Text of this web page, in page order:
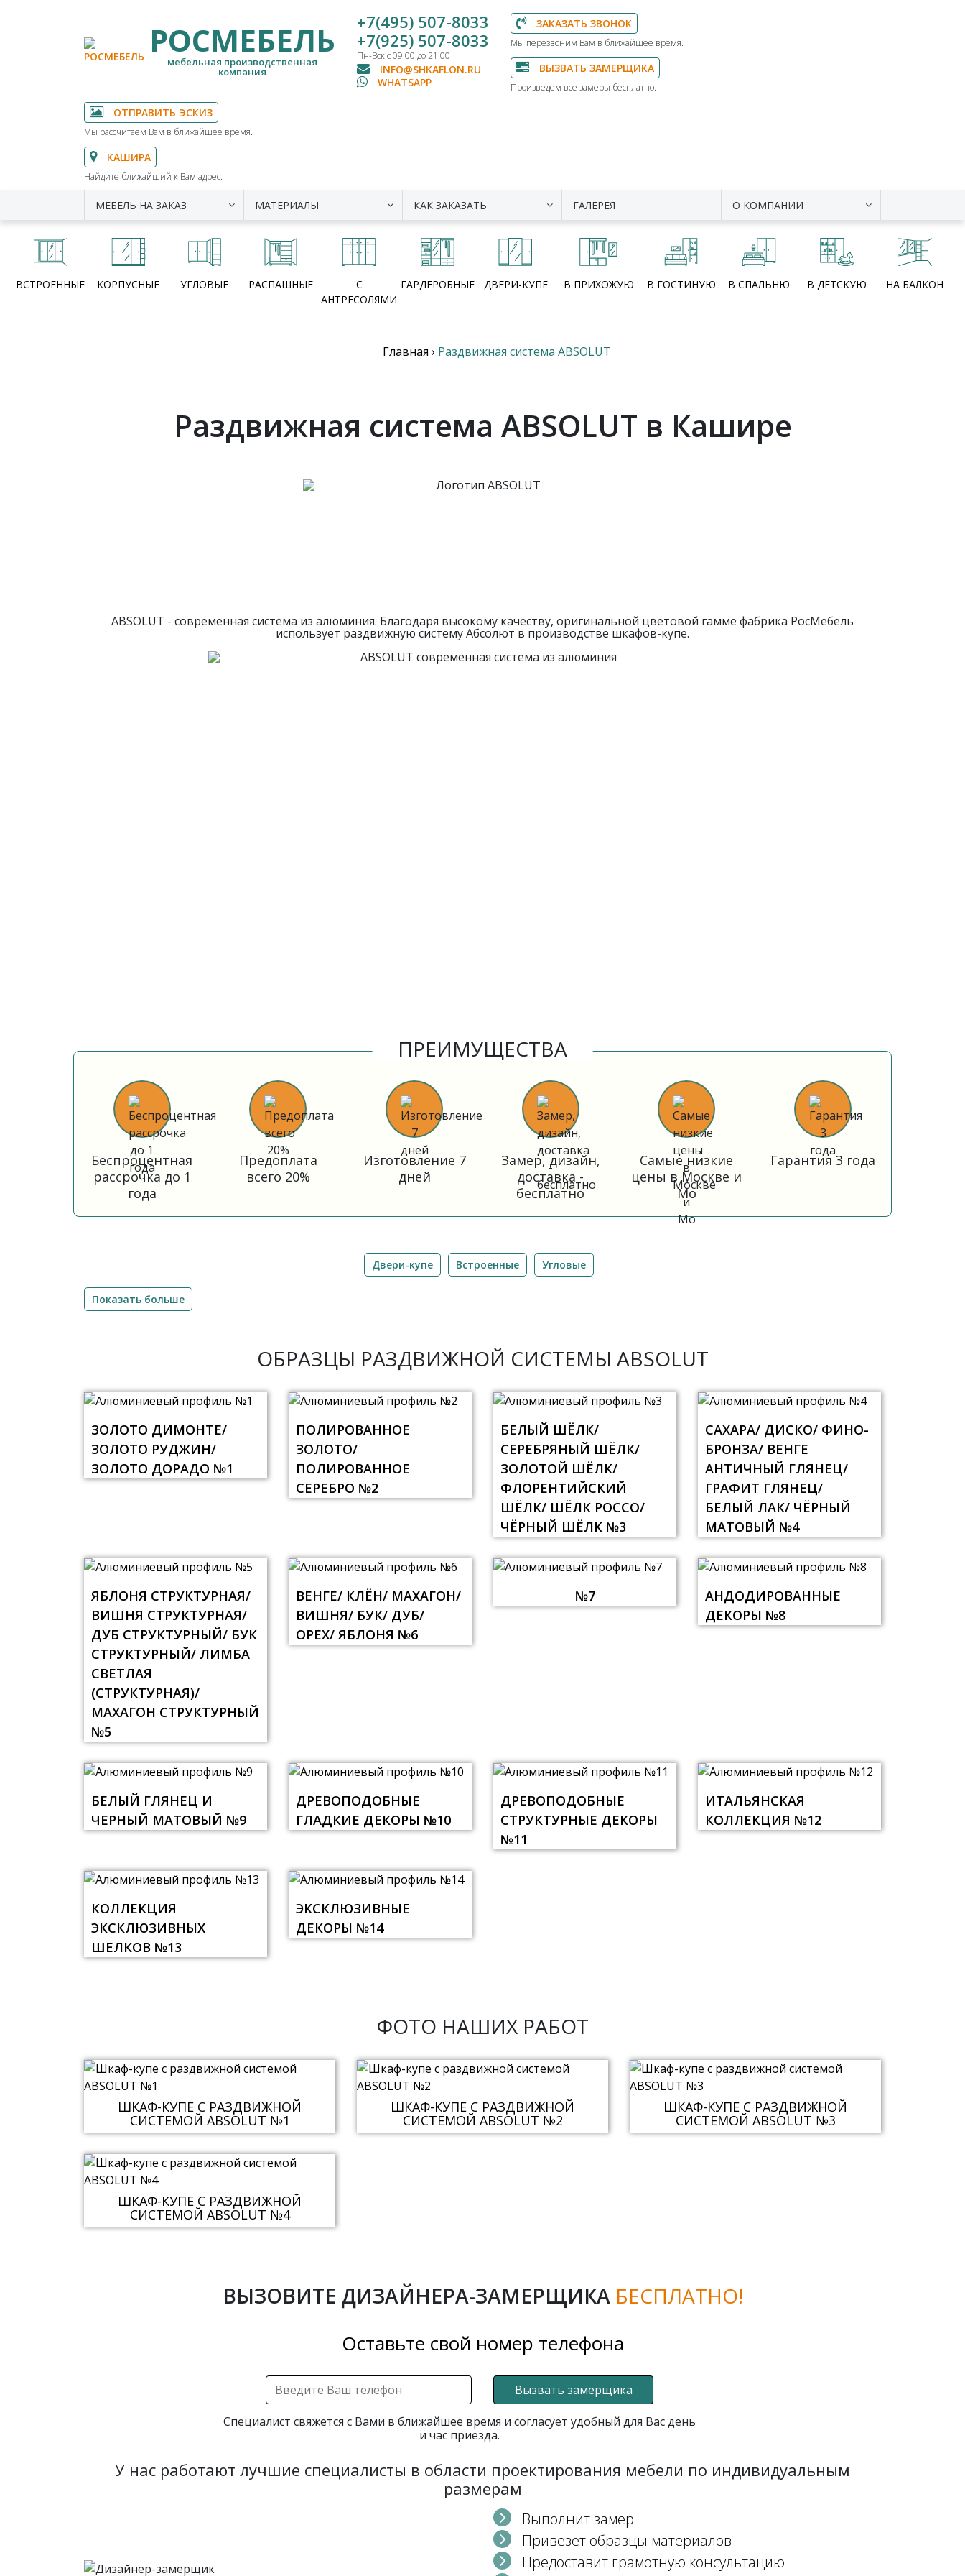
РОСМЕБЕЛЬ
мебельная производственная
компания
+7(495) 507-8033
+7(925) 507-8033
Пн-Вск с 09:00 до 21:00
INFO@SHKAFLON.RU
WHATSAPP
ЗАКАЗАТЬ ЗВОНОК
Мы перезвоним Вам в ближайшее время.
ВЫЗВАТЬ ЗАМЕРЩИКА
Произведем все замеры бесплатно.
ОТПРАВИТЬ ЭСКИЗ
Мы рассчитаем Вам в ближайшее время.
КАШИРА
Найдите ближайший к Вам адрес.
МЕБЕЛЬ НА ЗАКАЗ МАТЕРИАЛЫ КАК ЗАКАЗАТЬ ГАЛЕРЕЯ О КОМПАНИИ
ВСТРОЕННЫЕ КОРПУСНЫЕ УГЛОВЫЕ РАСПАШНЫЕ
С
АНТРЕСОЛЯМИ
ГАРДЕРОБНЫЕ ДВЕРИ-КУПЕ В ПРИХОЖУЮ В ГОСТИНУЮ В СПАЛЬНЮ В ДЕТСКУЮ НА БАЛКОН
Главная › Раздвижная система ABSOLUT
Раздвижная система ABSOLUT в Кашире
ABSOLUT - современная система из алюминия. Благодаря высокому качеству, оригинальной цветовой гамме фабрика РосМебель
использует раздвижную систему Абсолют в производстве шкафов-купе.
ПРЕИМУЩЕСТВА
Беспроцентная
рассрочка до 1
года
Предоплата
всего 20%
Изготовление 7
дней
Замер, дизайн,
доставка -
бесплатно
Самые низкие
цены в Москве и
Мо
Гарантия 3 года
Двери-купе Встроенные Угловые
Показать больше
ОБРАЗЦЫ РАЗДВИЖНОЙ СИСТЕМЫ ABSOLUT
ЗОЛОТО ДИМОНТЕ/
ЗОЛОТО РУДЖИН/
ЗОЛОТО ДОРАДО №1
ПОЛИРОВАННОЕ
ЗОЛОТО/
ПОЛИРОВАННОЕ
СЕРЕБРО №2
БЕЛЫЙ ШЁЛК/
СЕРЕБРЯНЫЙ ШЁЛК/
ЗОЛОТОЙ ШЁЛК/
ФЛОРЕНТИЙСКИЙ
ШЁЛК/ ШЁЛК РОССО/
ЧЁРНЫЙ ШЁЛК №3
САХАРА/ ДИСКО/ ФИНО-
БРОНЗА/ ВЕНГЕ
АНТИЧНЫЙ ГЛЯНЕЦ/
ГРАФИТ ГЛЯНЕЦ/
БЕЛЫЙ ЛАК/ ЧЁРНЫЙ
МАТОВЫЙ №4
ЯБЛОНЯ СТРУКТУРНАЯ/
ВИШНЯ СТРУКТУРНАЯ/
ДУБ СТРУКТУРНЫЙ/ БУК
СТРУКТУРНЫЙ/ ЛИМБА
СВЕТЛАЯ
(СТРУКТУРНАЯ)/
МАХАГОН СТРУКТУРНЫЙ
№5
ВЕНГЕ/ КЛЁН/ МАХАГОН/
ВИШНЯ/ БУК/ ДУБ/
ОРЕХ/ ЯБЛОНЯ №6
№7
АНДОДИРОВАННЫЕ
ДЕКОРЫ №8
БЕЛЫЙ ГЛЯНЕЦ И
ЧЕРНЫЙ МАТОВЫЙ №9
ДРЕВОПОДОБНЫЕ
ГЛАДКИЕ ДЕКОРЫ №10
ДРЕВОПОДОБНЫЕ
СТРУКТУРНЫЕ ДЕКОРЫ
№11
ИТАЛЬЯНСКАЯ
КОЛЛЕКЦИЯ №12
КОЛЛЕКЦИЯ
ЭКСКЛЮЗИВНЫХ
ШЕЛКОВ №13
ЭКСКЛЮЗИВНЫЕ
ДЕКОРЫ №14
ФОТО НАШИХ РАБОТ
ШКАФ-КУПЕ С РАЗДВИЖНОЙ
СИСТЕМОЙ ABSOLUT №1
ШКАФ-КУПЕ С РАЗДВИЖНОЙ
СИСТЕМОЙ ABSOLUT №2
ШКАФ-КУПЕ С РАЗДВИЖНОЙ
СИСТЕМОЙ ABSOLUT №3
ШКАФ-КУПЕ С РАЗДВИЖНОЙ
СИСТЕМОЙ ABSOLUT №4
ВЫЗОВИТЕ ДИЗАЙНЕРА-ЗАМЕРЩИКА БЕСПЛАТНО!
Оставьте свой номер телефона
Вызвать замерщика
Специалист свяжется с Вами в ближайшее время и согласует удобный для Вас день
и час приезда.
У нас работают лучшие специалисты в области проектирования мебели по индивидуальным
размерам
Выполнит замер
Привезет образцы материалов
Предоставит грамотную консультацию